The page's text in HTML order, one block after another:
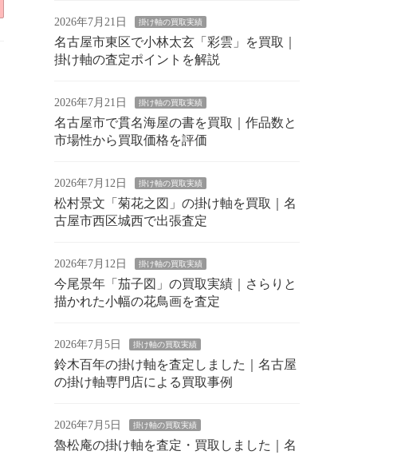
2026年7月21日 掛け軸の買取実績
名古屋市東区で小林太玄「彩雲」を買取｜
掛け軸の査定ポイントを解説
2026年7月21日 掛け軸の買取実績
名古屋市で貫名海屋の書を買取｜作品数と
市場性から買取価格を評価
2026年7月12日 掛け軸の買取実績
松村景文「菊花之図」の掛け軸を買取｜名
古屋市西区城西で出張査定
2026年7月12日 掛け軸の買取実績
今尾景年「茄子図」の買取実績｜さらりと
描かれた小幅の花鳥画を査定
2026年7月5日 掛け軸の買取実績
鈴木百年の掛け軸を査定しました｜名古屋
の掛け軸専門店による買取事例
2026年7月5日 掛け軸の買取実績
魯松庵の掛け軸を査定・買取しました｜名